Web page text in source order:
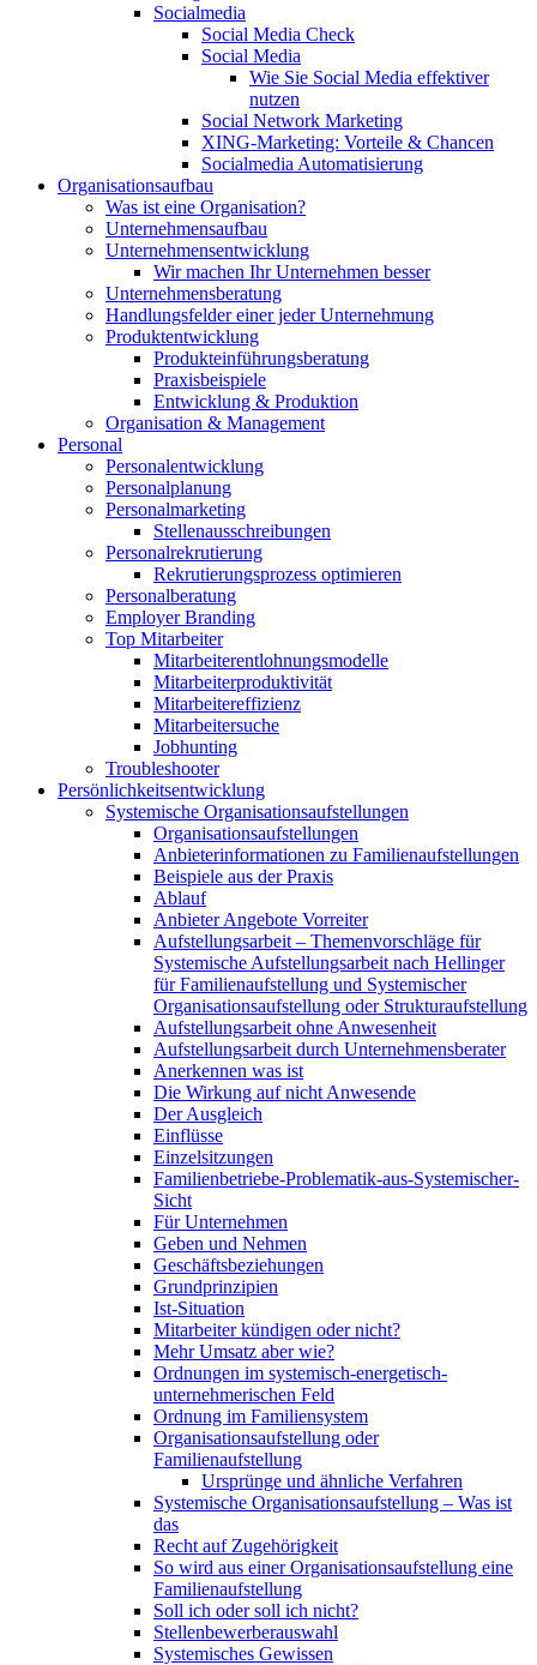
Socialmedia
Social Media Check
Social Media
Wie Sie Social Media effektiver
nutzen
Social Network Marketing
XING-Marketing: Vorteile & Chancen
Socialmedia Automatisierung
Organisationsaufbau
Was ist eine Organisation?
Unternehmensaufbau
Unternehmensentwicklung
Wir machen Ihr Unternehmen besser
Unternehmensberatung
Handlungsfelder einer jeder Unternehmung
Produktentwicklung
Produkteinführungsberatung
Praxisbeispiele
Entwicklung & Produktion
Organisation & Management
Personal
Personalentwicklung
Personalplanung
Personalmarketing
Stellenausschreibungen
Personalrekrutierung
Rekrutierungsprozess optimieren
Personalberatung
Employer Branding
Top Mitarbeiter
Mitarbeiterentlohnungsmodelle
Mitarbeiterproduktivität
Mitarbeitereffizienz
Mitarbeitersuche
Jobhunting
Troubleshooter
Persönlichkeitsentwicklung
Systemische Organisationsaufstellungen
Organisationsaufstellungen
Anbieterinformationen zu Familienaufstellungen
Beispiele aus der Praxis
Ablauf
Anbieter Angebote Vorreiter
Aufstellungsarbeit – Themenvorschläge für
Systemische Aufstellungsarbeit nach Hellinger
für Familienaufstellung und Systemischer
Organisationsaufstellung oder Strukturaufstellung
Aufstellungsarbeit ohne Anwesenheit
Aufstellungsarbeit durch Unternehmensberater
Anerkennen was ist
Die Wirkung auf nicht Anwesende
Der Ausgleich
Einflüsse
Einzelsitzungen
Familienbetriebe-Problematik-aus-Systemischer-
Sicht
Für Unternehmen
Geben und Nehmen
Geschäftsbeziehungen
Grundprinzipien
Ist-Situation
Mitarbeiter kündigen oder nicht?
Mehr Umsatz aber wie?
Ordnungen im systemisch-energetisch-
unternehmerischen Feld
Ordnung im Familiensystem
Organisationsaufstellung oder
Familienaufstellung
Ursprünge und ähnliche Verfahren
Systemische Organisationsaufstellung – Was ist
das
Recht auf Zugehörigkeit
So wird aus einer Organisationsaufstellung eine
Familienaufstellung
Soll ich oder soll ich nicht?
Stellenbewerberauswahl
Systemisches Gewissen